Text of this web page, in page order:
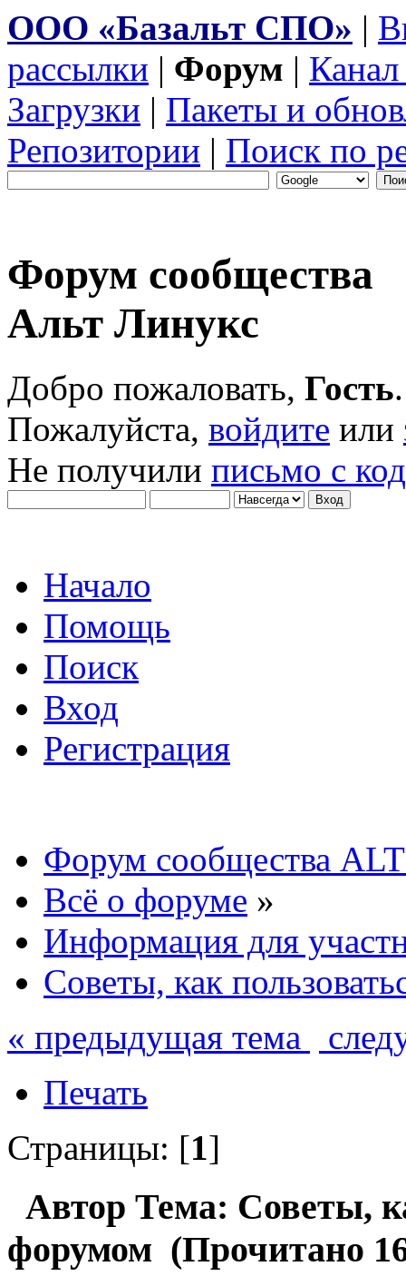
ООО «Базальт СПО» |
рассылки | Форум |
Загрузки | Пакеты и
Репозитории | Поиск по
Форум сообщества
Альт Линукс
Добро пожаловать, Гость.
Пожалуйста, войдите или
Не получили письмо с
Начало
Помощь
Поиск
Вход
Регистрация
Форум сообщества
Всё о форуме »
Информация для
Советы, как
« предыдущая тема
Печать
Страницы: [1]
Автор Тема: Советы,
форумом (Прочитано